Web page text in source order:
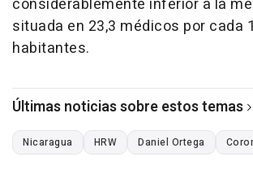
situada en 23,3 médicos por cada
habitantes.
Últimas noticias sobre estos temas
Nicaragua HRW Daniel Ortega